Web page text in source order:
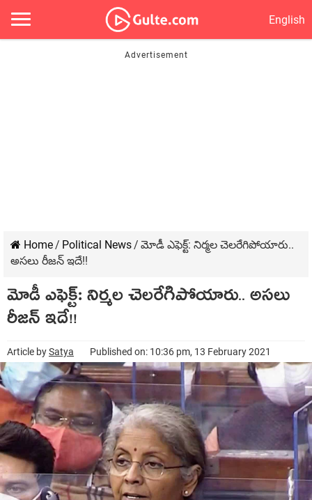
English
Home/ Political News/ మోడీ ఎఫెక్ట్‌: నిర్మ‌ల చెల‌రేగిపోయారు..
అస‌లు రీజ‌న్ ఇదే!!
మోడీ ఎఫెక్ట్‌: నిర్మ‌ల చెల‌రేగిపోయారు.. అస‌లు
రీజ‌న్ ఇదే!!
Article bySatya Published on: 10:36 pm, 13 February 2021